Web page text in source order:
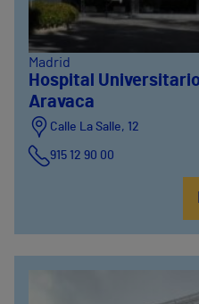
Madrid
Hospital
Aravaca
Calle La Salle, 12
915 12 90 00